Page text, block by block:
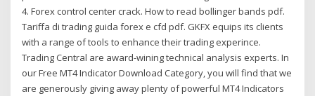
4. Forex control center crack. How to read bollinger bands pdf.
Tariffa di trading guida forex e cfd pdf. GKFX equips its clients
with a range of tools to enhance their trading experince.
Trading Central are award-wining technical analysis experts. In
our Free MT4 Indicator Download Category, you will find that we
are generously giving away plenty of powerful MT4 Indicators